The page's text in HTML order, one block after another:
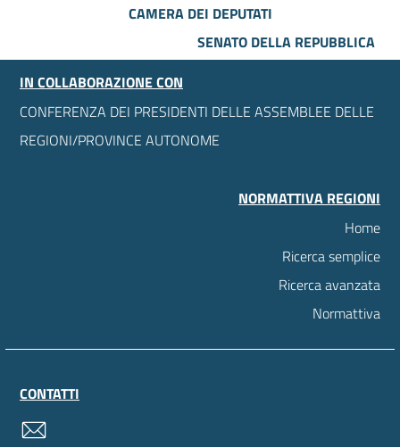
CAMERA DEI DEPUTATI
SENATO DELLA REPUBBLICA
IN COLLABORAZIONE CON
CONFERENZA DEI PRESIDENTI DELLE ASSEMBLEE DELLE
REGIONI/PROVINCE AUTONOME
NORMATTIVA REGIONI
Home
Ricerca semplice
Ricerca avanzata
Normattiva
CONTATTI